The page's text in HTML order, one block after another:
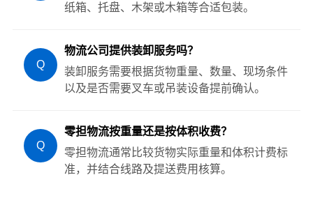
纸箱、托盘、木架或木箱等合适包装。
Q
物流公司提供装卸服务吗？
装卸服务需要根据货物重量、数量、现场条件
以及是否需要叉车或吊装设备提前确认。
Q
零担物流按重量还是按体积收费？
零担物流通常比较货物实际重量和体积计费标
准，并结合线路及提送费用核算。